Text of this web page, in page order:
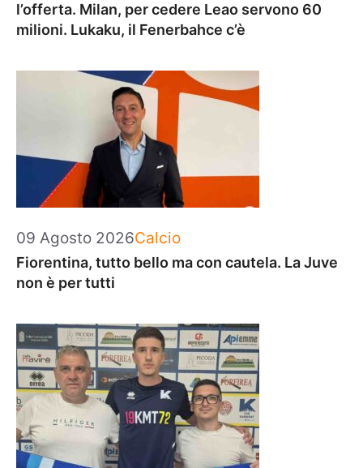
l’offerta. Milan, per cedere Leao servono 60
milioni. Lukaku, il Fenerbahce c’è
09 Agosto 2026Categorie
Calcio
Fiorentina, tutto bello ma con cautela. La Juve
non è per tutti